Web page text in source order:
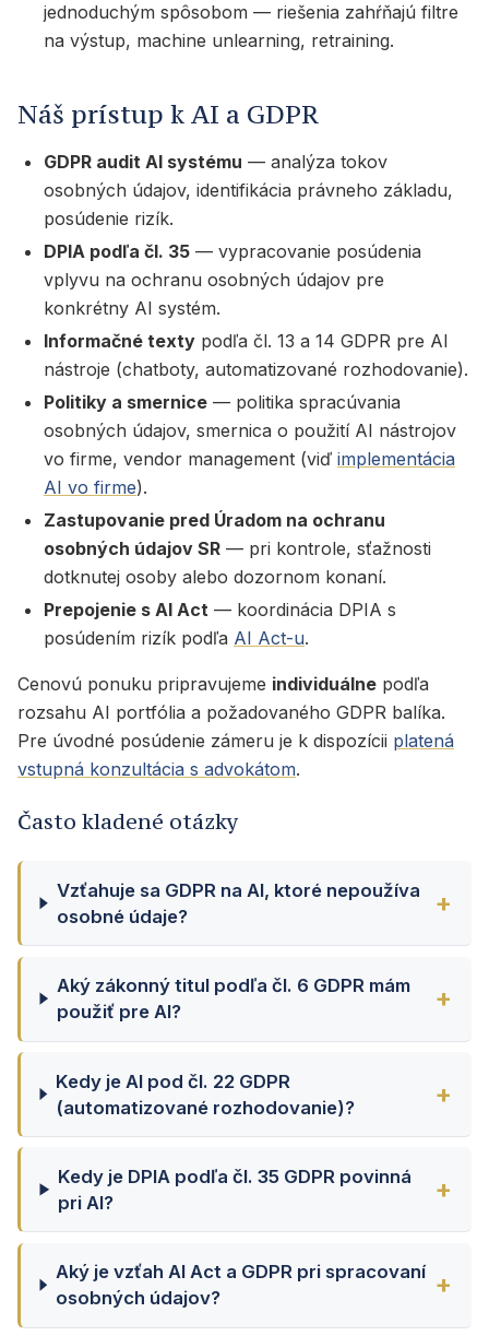
jednoduchým spôsobom — riešenia zahŕňajú filtre
na výstup, machine unlearning, retraining.
Náš prístup k AI a GDPR
GDPR audit AI systému — analýza tokov
osobných údajov, identifikácia právneho základu,
posúdenie rizík.
DPIA podľa čl. 35 — vypracovanie posúdenia
vplyvu na ochranu osobných údajov pre
konkrétny AI systém.
Informačné texty podľa čl. 13 a 14 GDPR pre AI
nástroje (chatboty, automatizované rozhodovanie).
Politiky a smernice — politika spracúvania
osobných údajov, smernica o použití AI nástrojov
vo firme, vendor management (viď implementácia
AI vo firme).
Zastupovanie pred Úradom na ochranu
osobných údajov SR — pri kontrole, sťažnosti
dotknutej osoby alebo dozornom konaní.
Prepojenie s AI Act — koordinácia DPIA s
posúdením rizík podľa AI Act-u.
Cenovú ponuku pripravujeme individuálne podľa
rozsahu AI portfólia a požadovaného GDPR balíka.
Pre úvodné posúdenie zámeru je k dispozícii platená
vstupná konzultácia s advokátom.
Často kladené otázky
Vzťahuje sa GDPR na AI, ktoré nepoužíva
osobné údaje?
Aký zákonný titul podľa čl. 6 GDPR mám
použiť pre AI?
Kedy je AI pod čl. 22 GDPR
(automatizované rozhodovanie)?
Kedy je DPIA podľa čl. 35 GDPR povinná
pri AI?
Aký je vzťah AI Act a GDPR pri spracovaní
osobných údajov?